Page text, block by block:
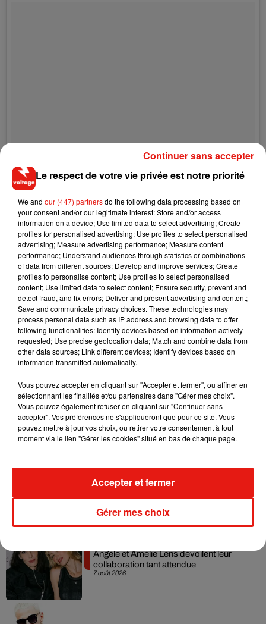
Lighting the way for the year ahead, Pantone announces
PANTONE 18-3838 Ultra Violet as the Color of the Year 2018!
�xS�xÈx} A dramatically provocative and thoughtful
purple shade, #UltraViolet communicates originality, ingenuity
and visionary thinking that points us to the future.#COY2018
Link in bio to learn more about #UltraViolet
Une publication partagée par PANTONE (@pantone) le7 Déc. 2017 à 5h57 PST
Musique
album après sa tournée mondiale
7 août 2026
Angèle et Amélie Lens dévoilent leur
collaboration tant attendue
Le respect de votre vie privée est notre priorité
We and our (447) partnersdo the following data processing based on
your consent and/or our legitimate interest: Store and/or access
information on a device; Use limited data to select advertising; Create
profiles for personalised advertising; Use profiles to select personalised
advertising; Measure advertising performance; Measure content
performance; Understand audiences through statistics or combinations
of data from different sources; Develop and improve services; Create
profiles to personalise content; Use profiles to select personalised
content; Use limited data to select content; Ensure security, prevent and
detect fraud, and fix errors; Deliver and present advertising and content;
Save and communicate privacy choices. These technologies may
process personal data such as IP address and browsing data to offer
following functionalities: Identify devices based on information actively
requested; Use precise geolocation data; Match and combine data from
other data sources; Link different devices; Identify devices based on
information transmitted automatically.
Vous pouvez accepter en cliquant sur "Accepter et fermer", ou affiner en
sélectionnant les finalités et/ou partenaires dans "Gérer mes choix".
Vous pouvez également refuser en cliquant sur "Continuer sans
accepter". Vos préférences ne s'appliqueront que pour ce site. Vous
pouvez mettre à jour vos choix, ou retirer votre consentement à tout
moment via le lien "Gérer les cookies" situé en bas de chaque page.
Gérer mes choix
Accepter et fermer
Continuer sans accepter